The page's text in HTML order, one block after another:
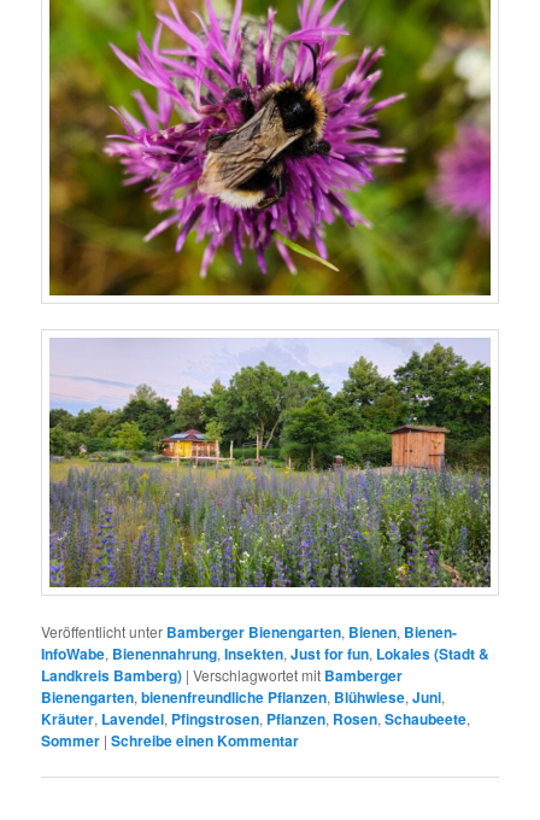
Veröffentlicht unter Bamberger Bienengarten, Bienen, Bienen-
InfoWabe, Bienennahrung,Insekten,Just for fun, Lokales (Stadt &
Landkreis Bamberg) |Verschlagwortet mit Bamberger
Bienengarten,bienenfreundliche Pflanzen, Blühwiese,Juni,
Kräuter, Lavendel, Pfingstrosen, Pflanzen, Rosen,Schaubeete,
Sommer |Schreibe einen Kommentar